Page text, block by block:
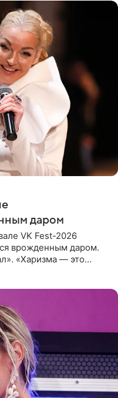
даром
VK Fest-2026
врожденным даром.
«Харизма — это